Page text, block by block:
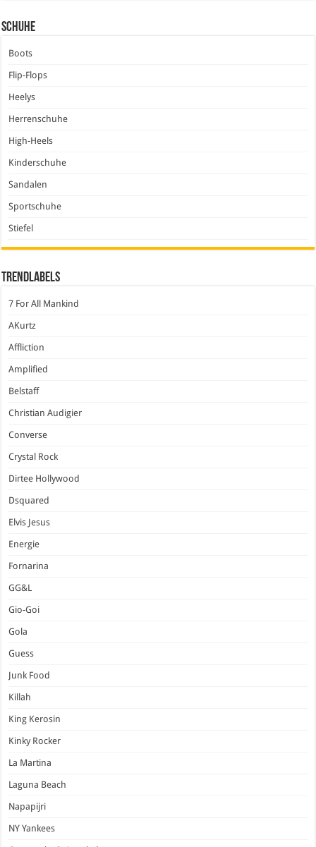
Schuhe
Boots
Flip-Flops
Heelys
Herrenschuhe
High-Heels
Kinderschuhe
Sandalen
Sportschuhe
Stiefel
Trendlabels
7 For All Mankind
AKurtz
Affliction
Amplified
Belstaff
Christian Audigier
Converse
Crystal Rock
Dirtee Hollywood
Dsquared
Elvis Jesus
Energie
Fornarina
GG&L
Gio-Goi
Gola
Guess
Junk Food
Killah
King Kerosin
Kinky Rocker
La Martina
Laguna Beach
Napapijri
NY Yankees